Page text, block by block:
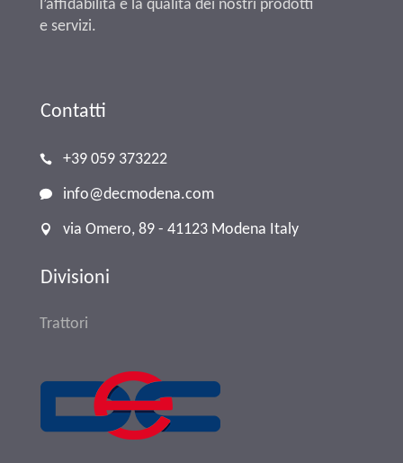
l’affidabilità e la qualità dei nostri prodotti
e servizi.
Contatti
+39 059 373222
info@decmodena.com
via Omero, 89 - 41123 Modena Italy
Divisioni
Trattori